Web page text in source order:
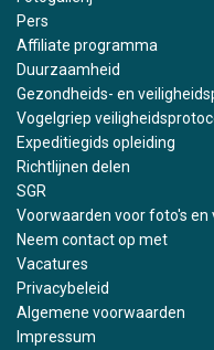
Pers
Affiliate programma
Duurzaamheid
Gezondheids- en
Vogelgriep
Expeditiegids opleiding
Richtlijnen delen
SGR
Voorwaarden voor foto's en
Neem contact op met
Vacatures
Privacybeleid
Algemene voorwaarden
Impressum